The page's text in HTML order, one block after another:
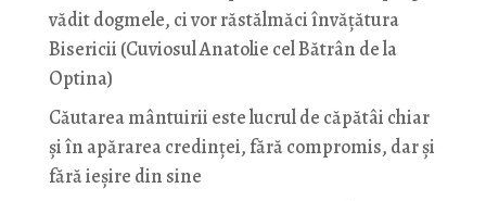
vădit dogmele, ci vor răstălmăci învățătura
Bisericii (Cuviosul Anatolie cel Bătrân de la
Optina)
Căutarea mântuirii este lucrul de căpătâi chiar
și în apărarea credinței, fără compromis, dar și
fără ieșire din sine